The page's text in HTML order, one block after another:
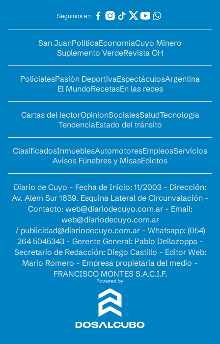
Seguinos en:
San JuanPolíticaEconomíaCuyo Minero
Suplemento VerdeRevista OH
PolicialesPasión DeportivaEspectáculosArgentina
El MundoRecetasEn las redes
Cartas del lectorOpinionSocialesSaludTecnología
TendenciaEstado del tránsito
ClasificadosInmueblesAutomotoresEmpleosServicios
Avisos Fúnebres y MisasEdictos
Diario de Cuyo - Fecha de Inicio: 11/2003 - Dirección:
Av. Alem Sur 1639. Esquina Lateral de Circunvalación -
Contacto: web@diariodecuyo.com.ar- Email:
web@diariodecuyo.com.ar
/ publicidad@diariodecuyo.com.ar- Whatsapp: (054)
264 5045343 - Gerente General: Pablo Dellazoppa -
Secretario de Redacción: Diego Castillo - Editor Web:
Mario Romero - Empresa propietaria del medio -
FRANCISCO MONTES S.A.C.I.F.